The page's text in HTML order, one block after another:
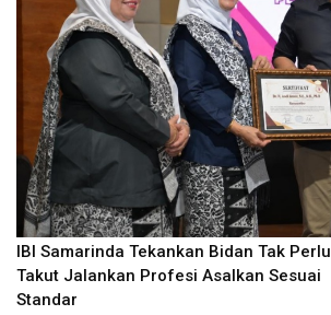
IBI Samarinda Tekankan Bidan Tak Perlu
Takut Jalankan Profesi Asalkan Sesuai
Standar